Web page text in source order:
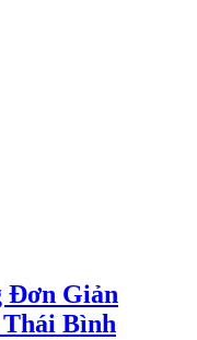
Đơn Giản
Bình